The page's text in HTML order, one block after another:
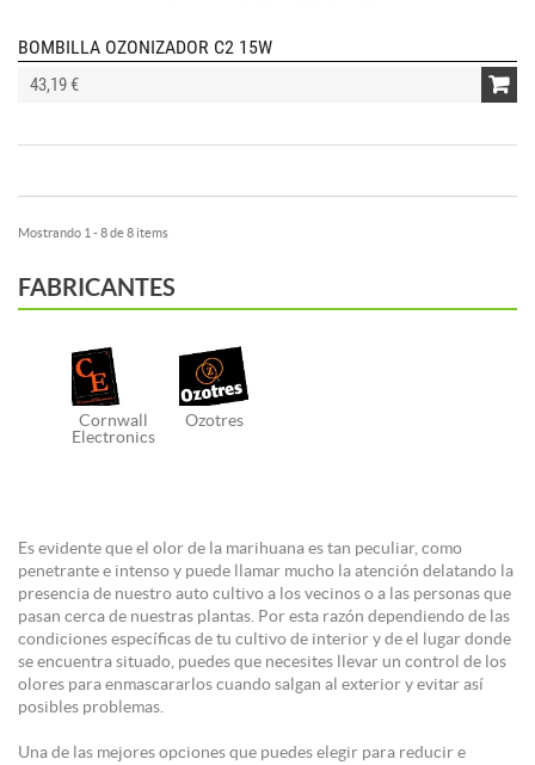
BOMBILLA OZONIZADOR C2 15W
43,19 €
Mostrando 1 - 8 de 8 items
FABRICANTES
Cornwall
Electronics
Ozotres
Es evidente que el olor de la marihuana es tan peculiar, como
penetrante e intenso y puede llamar mucho la atención delatando la
presencia de nuestro auto cultivo a los vecinos o a las personas que
pasan cerca de nuestras plantas. Por esta razón dependiendo de las
condiciones específicas de tu cultivo de interior y de el lugar donde
se encuentra situado, puedes que necesites llevar un control de los
olores para enmascararlos cuando salgan al exterior y evitar así
posibles problemas.
Una de las mejores opciones que puedes elegir para reducir e